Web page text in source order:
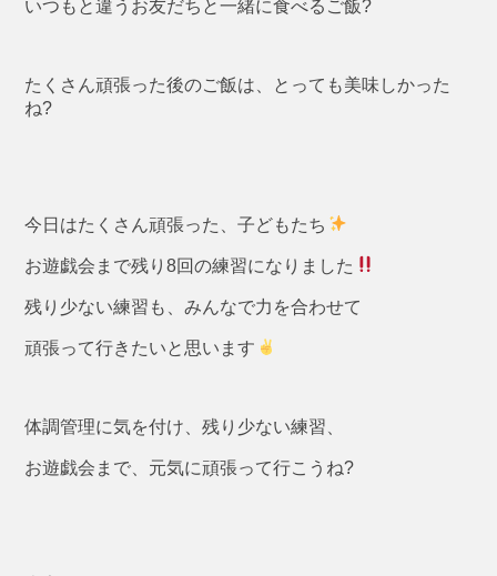
いつもと違うお友だちと一緒に食べるご飯?
たくさん頑張った後のご飯は、とっても美味しかった
ね?
今日はたくさん頑張った、子どもたち
お遊戯会まで残り8回の練習になりました
残り少ない練習も、みんなで力を合わせて
頑張って行きたいと思います
体調管理に気を付け、残り少ない練習、
お遊戯会まで、元気に頑張って行こうね?